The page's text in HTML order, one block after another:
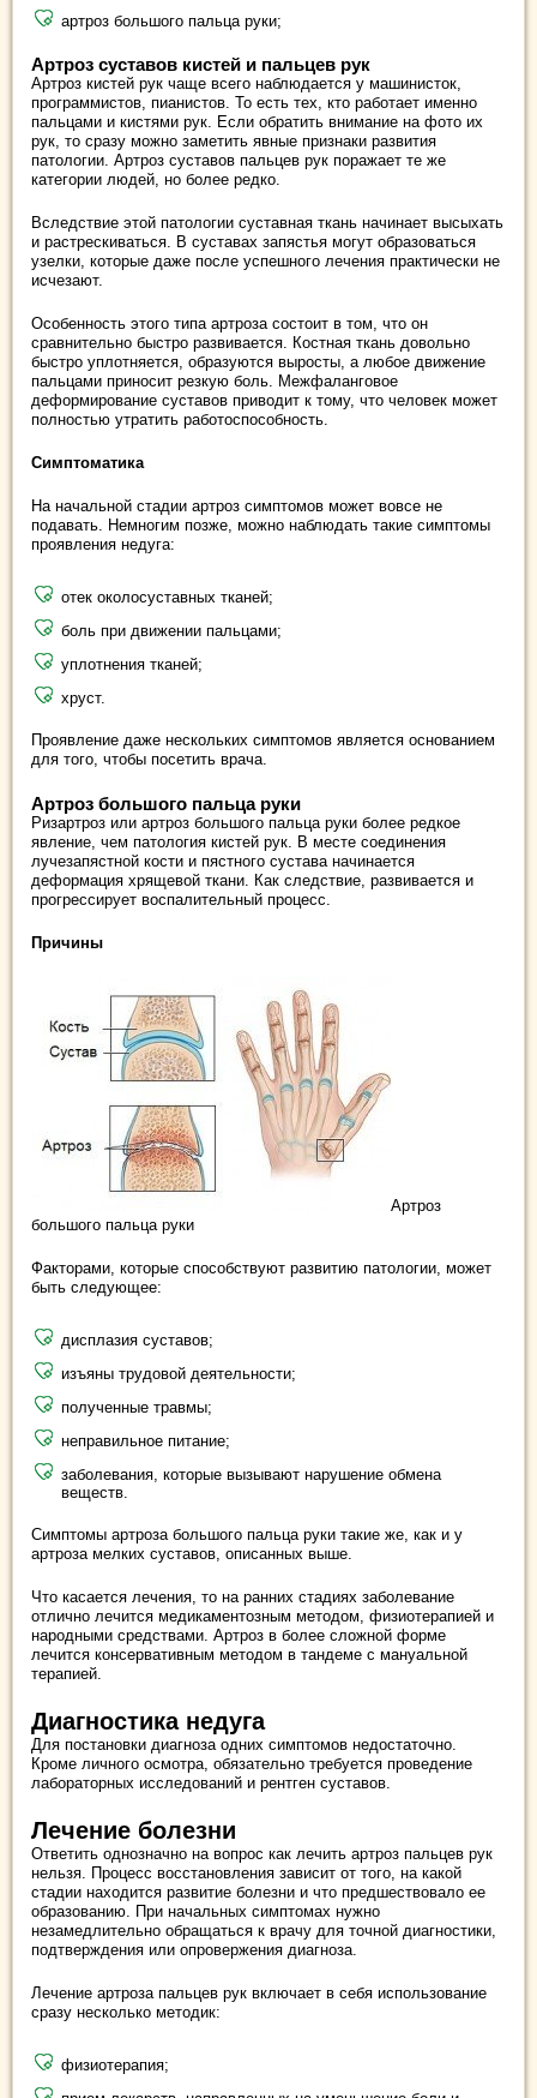
артроз большого пальца руки;
Артроз суставов кистей и пальцев рук
Артроз кистей рук чаще всего наблюдается у машинисток,
программистов, пианистов. То есть тех, кто работает именно
пальцами и кистями рук. Если обратить внимание на фото их
рук, то сразу можно заметить явные признаки развития
патологии. Артроз суставов пальцев рук поражает те же
категории людей, но более редко.
Вследствие этой патологии суставная ткань начинает высыхать
и растрескиваться. В суставах запястья могут образоваться
узелки, которые даже после успешного лечения практически не
исчезают.
Особенность этого типа артроза состоит в том, что он
сравнительно быстро развивается. Костная ткань довольно
быстро уплотняется, образуются выросты, а любое движение
пальцами приносит резкую боль. Межфаланговое
деформирование суставов приводит к тому, что человек может
полностью утратить работоспособность.
Симптоматика
На начальной стадии артроз симптомов может вовсе не
подавать. Немногим позже, можно наблюдать такие симптомы
проявления недуга:
отек околосуставных тканей;
боль при движении пальцами;
уплотнения тканей;
хруст.
Проявление даже нескольких симптомов является основанием
для того, чтобы посетить врача.
Артроз большого пальца руки
Ризартроз или артроз большого пальца руки более редкое
явление, чем патология кистей рук. В месте соединения
лучезапястной кости и пястного сустава начинается
деформация хрящевой ткани. Как следствие, развивается и
прогрессирует воспалительный процесс.
Причины
Артроз
большого пальца руки
Факторами, которые способствуют развитию патологии, может
быть следующее:
дисплазия суставов;
изъяны трудовой деятельности;
полученные травмы;
неправильное питание;
заболевания, которые вызывают нарушение обмена
веществ.
Симптомы артроза большого пальца руки такие же, как и у
артроза мелких суставов, описанных выше.
Что касается лечения, то на ранних стадиях заболевание
отлично лечится медикаментозным методом, физиотерапией и
народными средствами. Артроз в более сложной форме
лечится консервативным методом в тандеме с мануальной
терапией.
Диагностика недуга
Для постановки диагноза одних симптомов недостаточно.
Кроме личного осмотра, обязательно требуется проведение
лабораторных исследований и рентген суставов.
Лечение болезни
Ответить однозначно на вопрос как лечить артроз пальцев рук
нельзя. Процесс восстановления зависит от того, на какой
стадии находится развитие болезни и что предшествовало ее
образованию. При начальных симптомах нужно
незамедлительно обращаться к врачу для точной диагностики,
подтверждения или опровержения диагноза.
Лечение артроза пальцев рук включает в себя использование
сразу несколько методик:
физиотерапия;